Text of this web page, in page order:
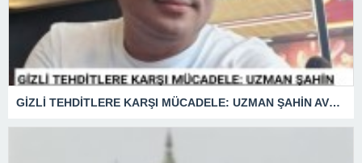
GİZLİ TEHDİTLERE KARŞI MÜCADELE: UZMAN ŞAHİN AVŞAR ANLATIYOR – “İSTİHBARATA KARŞI KOYMADAN VAZGEÇMEK, KAPINIZI AÇIK BIRAKMAK GİBİDİR!”